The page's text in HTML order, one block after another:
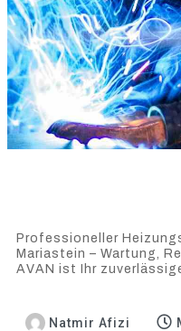
Professioneller
Mariastein – Wartung,
AVAN ist Ihr
Natmir Afizi